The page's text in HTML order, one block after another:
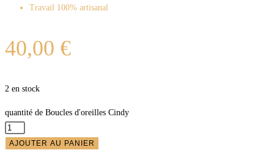
Travail 100% artisanal
40,00 €
2 en stock
quantité de Boucles d'oreilles Cindy
AJOUTER AU PANIER